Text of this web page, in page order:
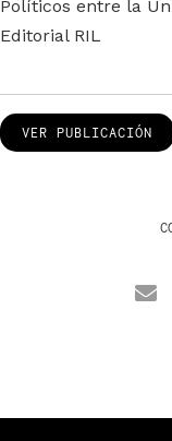
Políticos entre la
Editorial RIL
VER PUBLICACIÓN